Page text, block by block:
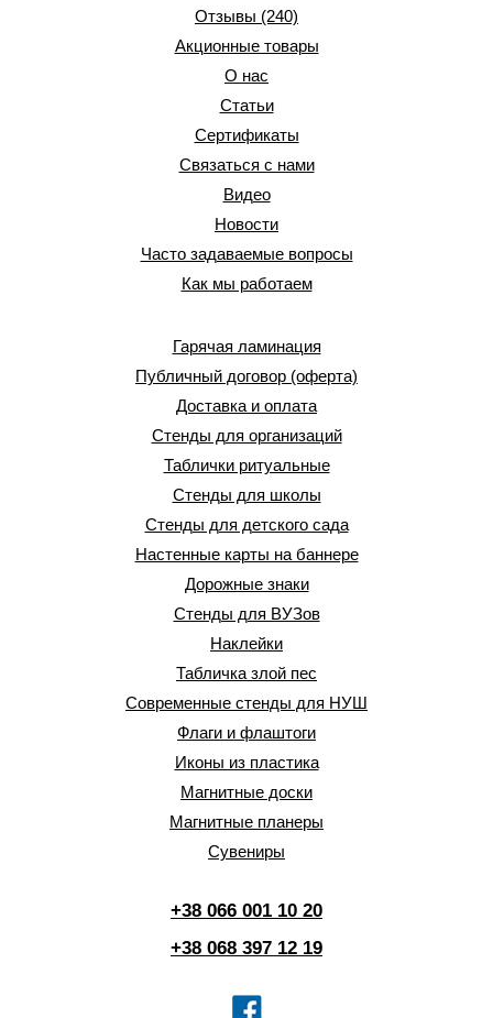
Отзывы (240)
Акционные товары
О нас
Статьи
Сертификаты
Связаться с нами
Видео
Новости
Часто задаваемые вопросы
Как мы работаем
Гарячая ламинация
Публичный договор (оферта)
Доставка и оплата
Стенды для организаций
Таблички ритуальные
Стенды для школы
Стенды для детского сада
Настенные карты на баннере
Дорожные знаки
Стенды для ВУЗов
Наклейки
Табличка злой пес
Современные стенды для НУШ
Флаги и флаштоги
Иконы из пластика
Магнитные доски
Магнитные планеры
Сувениры
+38 066 001 10 20
+38 068 397 12 19